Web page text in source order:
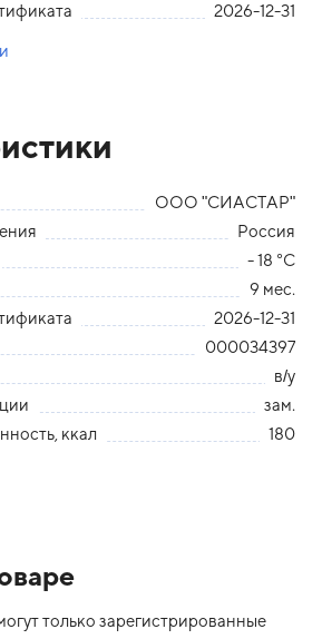
2026-12-31
ООО "СИАСТАР"
Россия
- 18 °С
9 мес.
2026-12-31
000034397
в/у
зам.
ккал
180
только зарегистрированные